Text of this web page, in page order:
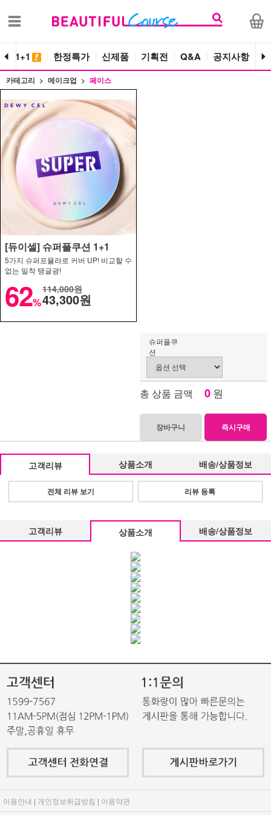
독 1+1 한정특가 신제품 기획전 Q&A 공지사항
카테고리 메이크업 페이스
[듀이셀] 슈퍼플쿠션 1+1
5가지 슈퍼포뮬라로 커버 UP! 비교할 수
없는 밀착 탱글광!
62%
114,000원
43,300원
슈퍼플쿠
션
총 상품 금액 0 원
장바구니 즉시구매
고객리뷰 상품소개 배송/상품정보
전체 리뷰 보기 리뷰 등록
고객리뷰 상품소개 배송/상품정보
이용안내 | 개인정보취급방침 | 이용약관